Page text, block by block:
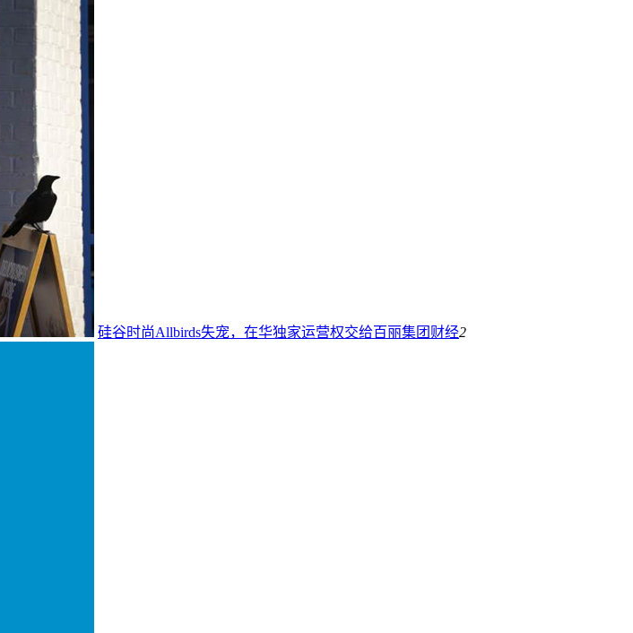
硅谷时尚Allbirds失宠，在华独家运营权交给百丽集团 财经2